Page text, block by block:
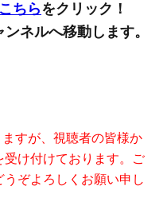
こちらをクリック！
ネルへ移動します。
すが、視聴者の皆様か
受け付けております。ご
ぞよろしくお願い申し